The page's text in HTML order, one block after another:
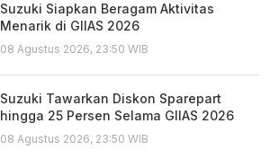
Suzuki Siapkan Beragam Aktivitas
Menarik di GIIAS 2026
08 Agustus 2026, 23:50 WIB
Suzuki Tawarkan Diskon Sparepart
hingga 25 Persen Selama GIIAS 2026
08 Agustus 2026, 23:50 WIB